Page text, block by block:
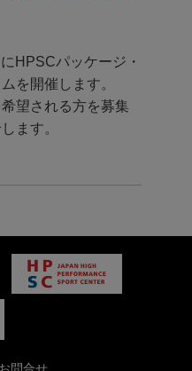
HPSCパッケージ・
を開催します。
望される方を募集
ます。